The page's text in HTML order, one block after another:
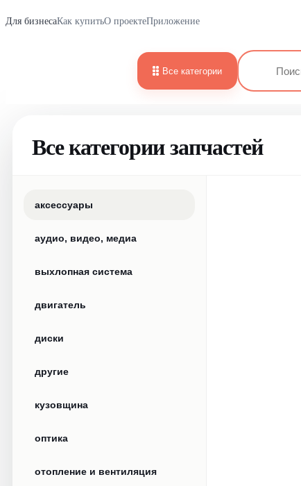
Для бизнесаКак купитьО проектеПриложение
Все категории
Все категории запчастей
аксессуары
аудио, видео, медиа
выхлопная система
двигатель
диски
другие
кузовщина
оптика
отопление и вентиляция